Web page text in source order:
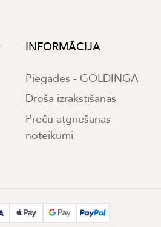
INFORMĀCIJA
Piegādes - GOLDINGA
Droša izrakstīšanās
Preču atgriešanas
noteikumi